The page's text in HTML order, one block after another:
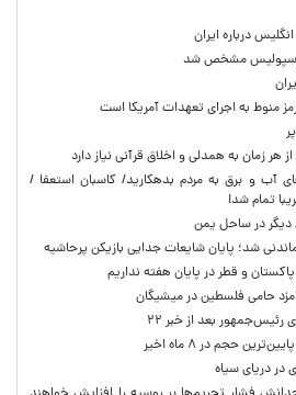
درباره ایران
مشخص شد
منوط به اجرای تعهدات آمریکا است
هر زمان به همدلی و اخلاق قرآنی نیاز دارد
آب و برق به مردم بدهکارید/ کاسبان استعفا /
تمام شد!
در ساحل یمن
شد؛ پایان شایعات جدایی بازیکن پرحاشیه
و قطر در پایان هفته نداریم
حامی فلسطین در میشیگان
بعد از خبر ۲۲
حجم در ۸ ماه اخیر